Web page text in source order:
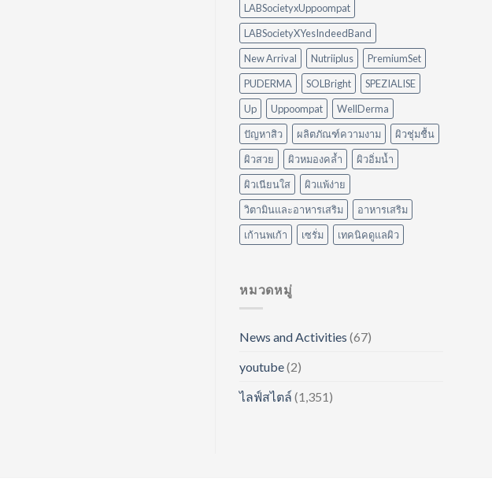
LABSocietyxUppoompat
LABSocietyXYesIndeedBand
New Arrival
Nutriiplus
PremiumSet
PUDERMA
SOLBright
SPEZIALISE
Up
Uppoompat
WellDerma
ปัญหาสิว
ผลิตภัณฑ์ความงาม
ผิวชุ่มชื้น
ผิวสวย
ผิวหมองคล้ำ
ผิวอิ่มน้ำ
ผิวเนียนใส
ผิวแพ้ง่าย
วิตามินและอาหารเสริม
อาหารเสริม
เก้านพเก้า
เซรั่ม เทคนิคดูแลผิว
หมวดหมู่
News and Activities (67)
youtube(2)
ไลฟ์สไตล์ (1,351)